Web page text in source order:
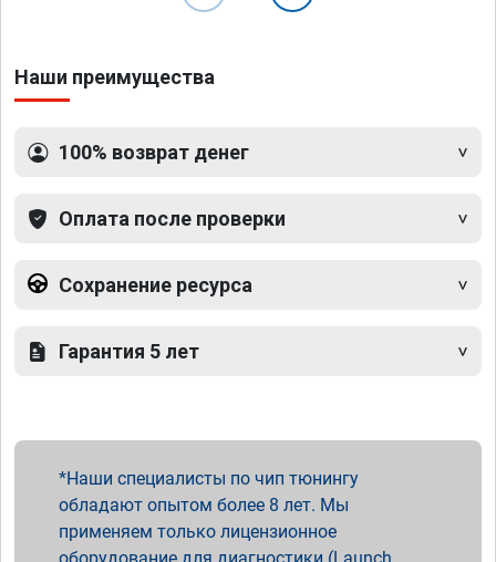
Наши преимущества
100% возврат денег
Оплата после проверки
Сохранение ресурса
Гарантия 5 лет
Наши специалисты по чип тюнингу
обладают опытом более 8 лет. Мы
применяем только лицензионное